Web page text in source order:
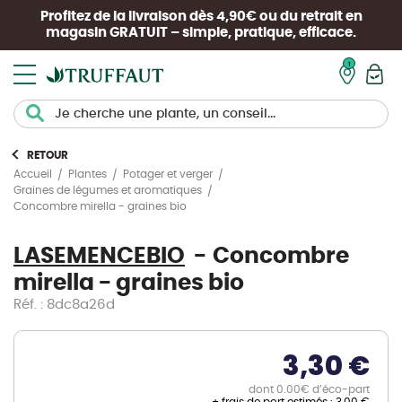
Profitez de la livraison dès 4,90€ ou du retrait en
magasin GRATUIT – simple, pratique, efficace.
RETOUR
Accueil
Plantes
Potager et verger
Graines de légumes et aromatiques
Concombre mirella - graines bio
LASEMENCEBIO
Concombre
mirella - graines bio
Réf. : 8dc8a26d
3,30 €
dont 0.00€ d’éco-part